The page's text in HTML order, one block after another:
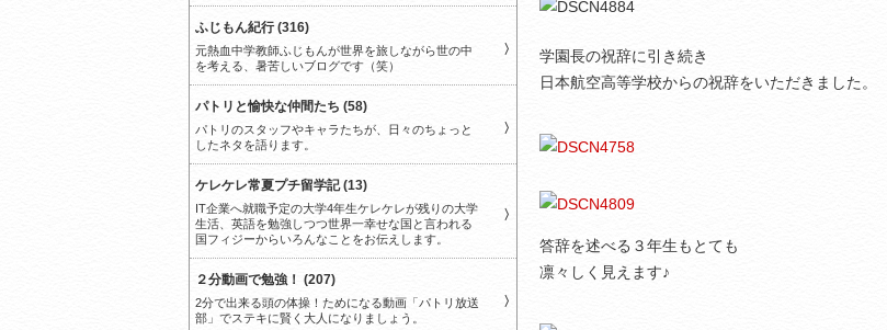
学園長の祝辞に引き続き
日本航空高等学校からの祝辞をいただきました。
答辞を述べる３年生もとても
凛々しく見えます♪
ふじもん紀行 (316)
元熱血中学教師ふじもんが世界を旅しながら世の中
を考える、暑苦しいブログです（笑）
パトリと愉快な仲間たち (58)
パトリのスタッフやキャラたちが、日々のちょっと
したネタを語ります。
ケレケレ常夏プチ留学記 (13)
IT企業へ就職予定の大学4年生ケレケレが残りの大学
生活、英語を勉強しつつ世界一幸せな国と言われる
国フィジーからいろんなことをお伝えします。
２分動画で勉強！ (207)
2分で出来る頭の体操！ためになる動画「パトリ放送
部」でステキに賢く大人になりましょう。